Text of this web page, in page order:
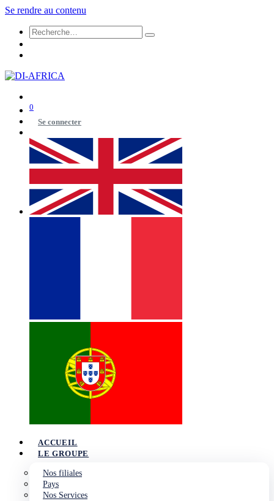
Se rendre au contenu
0
Se connecter
ACCUEIL
LE GROUPE
Nos filiales
Pays
Nos Services